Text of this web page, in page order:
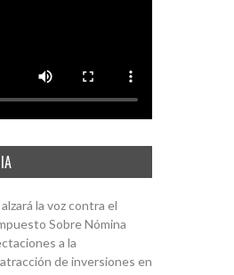
la voz contra el
Sobre Nómina
a la
de inversiones en